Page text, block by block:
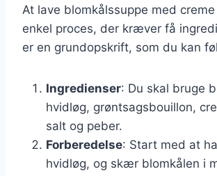
At lave blomkålssuppe med
enkel proces, der kræver få
er en grundopskrift, som du kan
Ingredienser: Du skal bruge
hvidløg, grøntsagsbouillon,
salt og peber.
Forberedelse: Start med at
hvidløg, og skær blomkålen i